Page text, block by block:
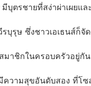
ตรชายที่สง่าผ่าเผยแ
รุษ ซึ่งชาวเอเธนส์ก็
าชิกในครอบครัวอยู่
ความสุขอันดับสอง ที่โซ